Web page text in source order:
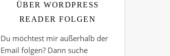
ÜBER WORDPRESS
READER FOLGEN
Du möchtest mir außerhalb der
Email folgen? Dann suche